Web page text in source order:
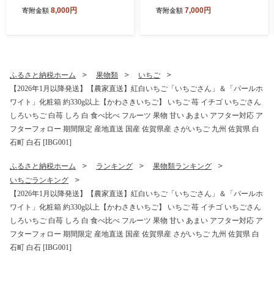
シロップ いちご イチゴ 苺 い
寄附金額 8,000円
RM】いちごジャム イチゴジ
BR010]
寄附金額 7,000円
ふるさと納税ホーム 果物類
いちご
【2026年1月以降発送】【農家直送】紅白いちご「いちごさん」＆「パールホ
ワイト」化粧箱 約330g以上【かわさきいちご】 いちご 苺 イチゴ いちごさん
しろいちご 白苺 しろ 白 食べ比べ フルーツ 果物 甘い あまい アフター対応 ア
フターフォロー 期間限定 産地直送 国産 佐賀県産 さがいちご 九州 佐賀県 白
石町 白石 [IBG001]
ふるさと納税ホーム ランキング
果物類ランキング
いちごランキング
【2026年1月以降発送】【農家直送】紅白いちご「いちごさん」＆「パールホ
ワイト」化粧箱 約330g以上【かわさきいちご】 いちご 苺 イチゴ いちごさん
しろいちご 白苺 しろ 白 食べ比べ フルーツ 果物 甘い あまい アフター対応 ア
フターフォロー 期間限定 産地直送 国産 佐賀県産 さがいちご 九州 佐賀県 白
石町 白石 [IBG001]